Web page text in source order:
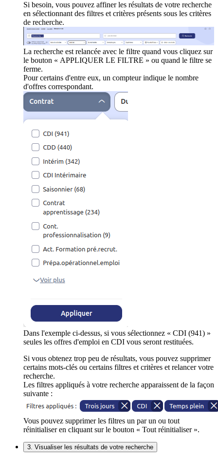
Si besoin, vous pouvez affiner les résultats de votre recherche
en sélectionnant des filtres et critères présents sous les critères
de recherche.
La recherche est relancée avec le filtre quand vous cliquez sur
le bouton « APPLIQUER LE FILTRE » ou quand le filtre se
ferme.
Pour certains d'entre eux, un compteur indique le nombre
d'offres correspondant.
Dans l'exemple ci-dessus, si vous sélectionnez « CDI (941) »
seules les offres d'emploi en CDI vous seront restituées.
Si vous obtenez trop peu de résultats, vous pouvez supprimer
certains mots-clés ou certains filtres et critères et relancer votre
recherche.
Les filtres appliqués à votre recherche apparaissent de la façon
suivante :
Vous pouvez supprimer les filtres un par un ou tout
réinitialiser en cliquant sur le bouton « Tout réinitialiser ».
3. Visualiser les résultats de votre recherche